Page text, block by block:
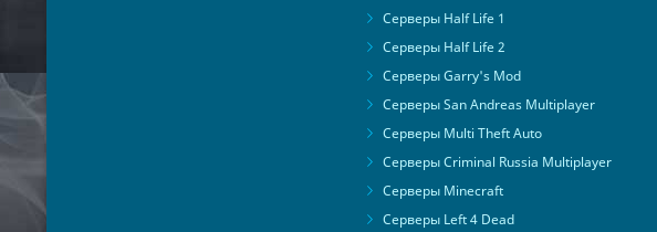
Серверы Half Life 1
Серверы Half Life 2
Серверы Garry's Mod
Серверы San Andreas Multiplayer
Серверы Multi Theft Auto
Серверы Criminal Russia Multiplayer
Серверы Minecraft
Серверы Left 4 Dead